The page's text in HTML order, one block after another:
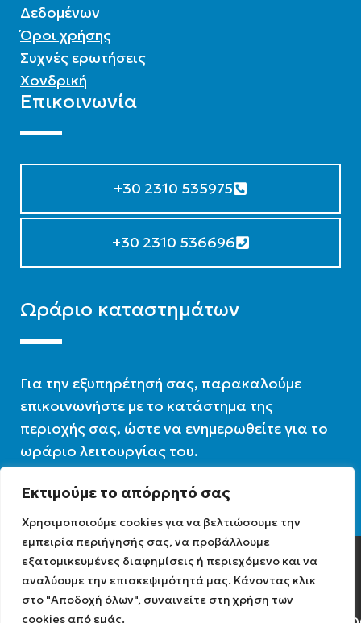
Εκτιμούμε το απόρρητό σας
Χρησιμοποιούμε cookies για να βελτιώσουμε την
εμπειρία περιήγησής σας, να προβάλλουμε
εξατομικευμένες διαφημίσεις ή περιεχόμενο και να
αναλύουμε την επισκεψιμότητά μας. Κάνοντας κλικ
στο "Αποδοχή όλων", συναινείτε στη χρήση των
cookies από εμάς.
Δεδομένων
Όροι χρήσης
Συχνές ερωτήσεις
Χονδρική
Επικοινωνία
+30 2310 535975
+30 2310 536696
Ωράριο καταστημάτων
Για την εξυπηρέτησή σας, παρακαλούμε
επικοινωνήστε με το κατάστημα της
περιοχής σας, ώστε να ενημερωθείτε για το
ωράριο λειτουργίας του.
Ωράριο λειτουργίας : 07:30 – 16:00
Diathermiki.gr © 2022